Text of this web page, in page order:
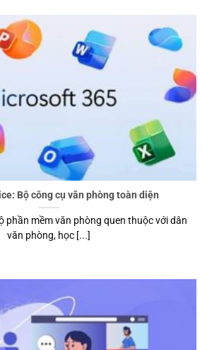
Bộ công cụ văn phòng toàn diện
phần mềm văn phòng quen thuộc với dân
văn phòng, học [...]